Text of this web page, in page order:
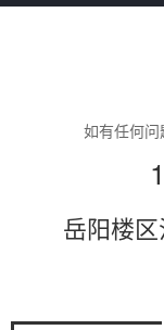
如有任何
岳阳楼